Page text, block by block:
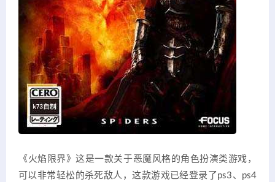
《火焰限界》这是一款关于恶魔风格的角色扮演类游戏，
可以非常轻松的杀死敌人，这款游戏已经登录了ps3、ps4